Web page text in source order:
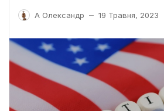
А Олександр — 19 Травня, 2023